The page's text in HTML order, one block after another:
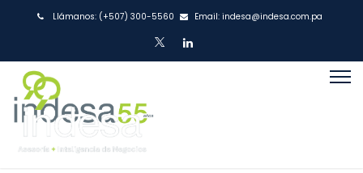
Llámanos: (+507) 300-5560 Email: indesa@indesa.com.pa